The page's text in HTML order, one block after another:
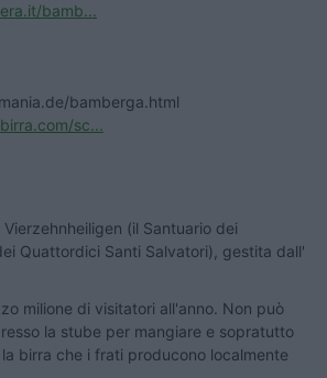
bamb...
bamberga.html
sc...
(il Santuario dei
Quattordici Santi Salvatori), gestita dall'
milione di visitatori all'anno. Non può
la stube per mangiare e sopratutto
birra che i frati producono localmente